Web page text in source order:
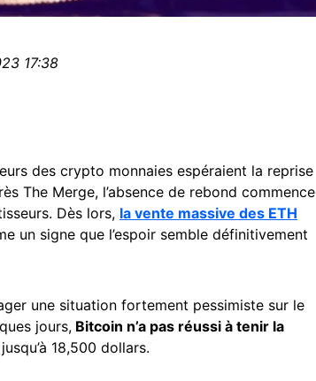
17:38
des crypto monnaies espéraient la reprise
The Merge, l’absence de rebond commence
Dès lors, la vente massive des ETH
un signe que l’espoir semble définitivement
une situation fortement pessimiste sur le
jours, Bitcoin n’a pas réussi à tenir la
18,500 dollars.